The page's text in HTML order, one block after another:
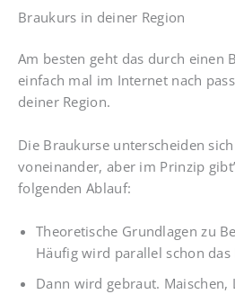
Braukurs in deiner Region
Am besten geht das durch einen
einfach mal im Internet nach
deiner Region.
Die Braukurse unterscheiden
voneinander, aber im Prinzip
folgenden Ablauf:
Theoretische Grundlagen zu
Häufig wird parallel schon das
Dann wird gebraut. Maischen,